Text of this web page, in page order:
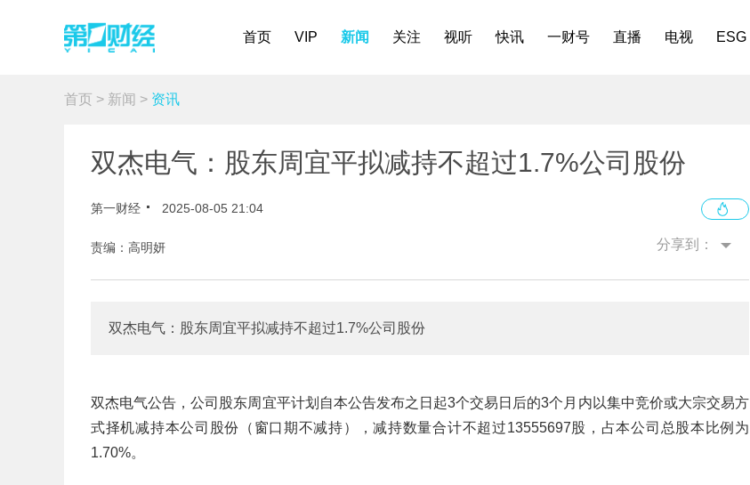
首页 VIP 新闻 关注 视听 快讯 一财号 直播 电视 ESG
首页 > 新闻 > 资讯
双杰电气：股东周宜平拟减持不超过1.7%公司股份
第一财经 2025-08-05 21:04
责编：高明妍 分享到：
双杰电气：股东周宜平拟减持不超过1.7%公司股份
双杰电气公告，公司股东周宜平计划自本公告发布之日起3个交易日后的3个月内以集中竞价或大宗交易方
式择机减持本公司股份（窗口期不减持），减持数量合计不超过13555697股，占本公司总股本比例为
1.70%。